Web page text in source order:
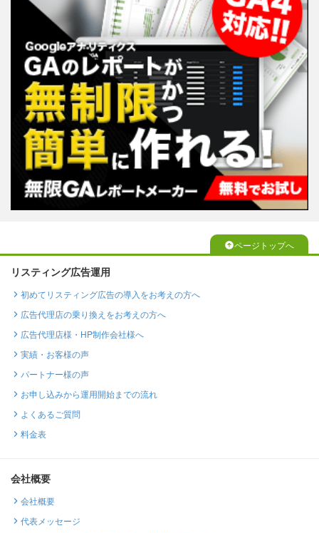
ページトップへ
リスティング広告運用
初めてリスティング広告の導入をお考えの方へ
広告代理店の乗り換えをお考えの方へ
広告代理店様・HP制作会社様へ
実績・お客様の声
パートナー様の声
お申し込みから運用開始までの流れ
よくあるご質問
料金表
会社概要
会社概要
代表メッセージ